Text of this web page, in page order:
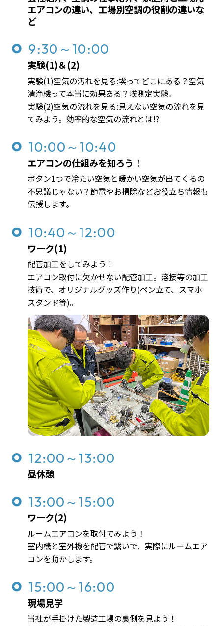
エアコンの違い、工場別空調の役割の違いな
ど
9:30～10:00
実験(1)＆(2)
実験(1)空気の汚れを見る:埃ってどこにある？空気
清浄機って本当に効果ある？埃測定実験。
実験(2)空気の流れを見る:見えない空気の流れを見
てみよう。効率的な空気の流れとは!?
10:00～10:40
エアコンの仕組みを知ろう！
ボタン1つで冷たい空気と暖かい空気が出てくるの
不思議じゃない？節電やお掃除などお役立ち情報も
伝授します。
10:40～12:00
ワーク(1)
配管加工をしてみよう！
エアコン取付に欠かせない配管加工。溶接等の加工
技術で、オリジナルグッズ作り(ペン立て、スマホ
スタンド等)。
12:00～13:00
昼休憩
13:00～15:00
ワーク(2)
ルームエアコンを取付てみよう！
室内機と室外機を配管で繋いで、実際にルームエア
コンを動かします。
15:00～16:00
現場見学
当社が手掛けた製造工場の裏側を見よう！